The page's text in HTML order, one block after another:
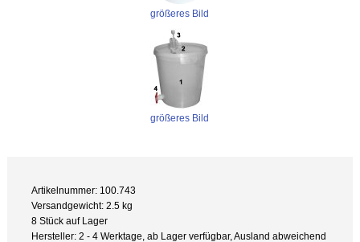
größeres Bild
größeres Bild
Artikelnummer: 100.743
Versandgewicht: 2.5 kg
8 Stück auf Lager
Hersteller: 2 - 4 Werktage, ab Lager verfügbar, Ausland abweichend